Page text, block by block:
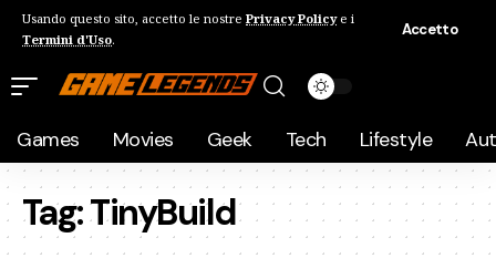
Usando questo sito, accetto le nostre Privacy Policye i
Termini d'Uso.
Accetto
Games Movies Geek Tech Lifestyle
Tag:TinyBuild